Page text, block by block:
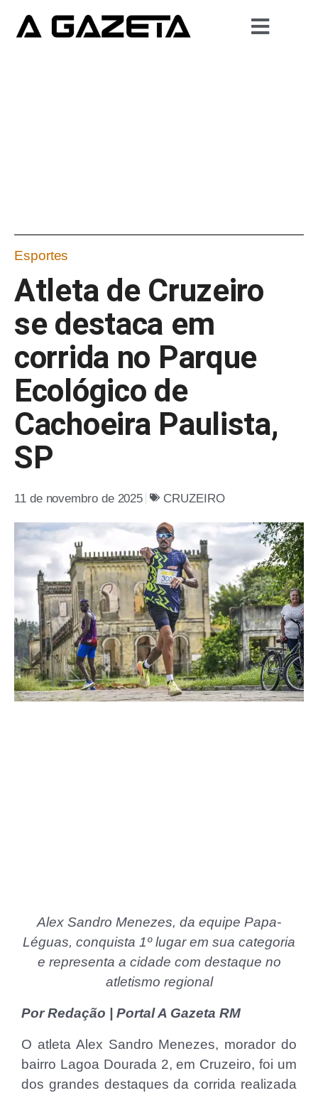
Esportes
Atleta de Cruzeiro
se destaca em
corrida no Parque
Ecológico de
Cachoeira Paulista,
SP
11 de novembro de 2025 CRUZEIRO
Alex Sandro Menezes, da equipe Papa-
Léguas, conquista 1º lugar em sua categoria
e representa a cidade com destaque no
atletismo regional
Por Redação | Portal A Gazeta RM
O atleta Alex Sandro Menezes, morador do
bairro Lagoa Dourada 2, em Cruzeiro, foi um
dos grandes destaques da corrida realizada